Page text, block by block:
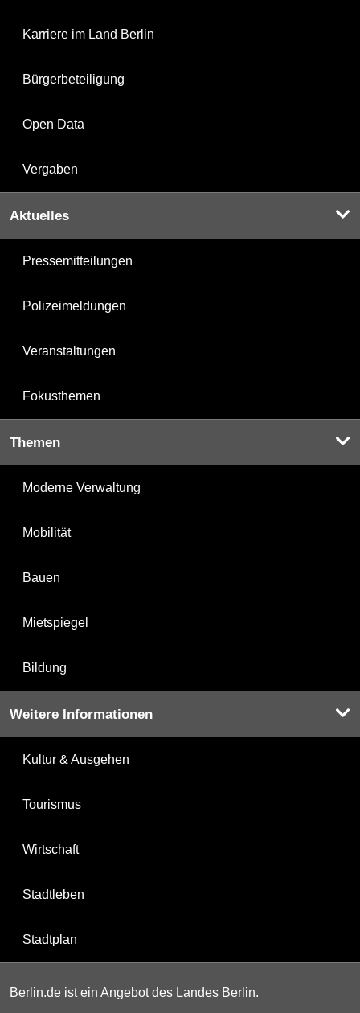
Karriere im Land Berlin
Bürgerbeteiligung
Open Data
Vergaben
Aktuelles
Pressemitteilungen
Polizeimeldungen
Veranstaltungen
Fokusthemen
Themen
Moderne Verwaltung
Mobilität
Bauen
Mietspiegel
Bildung
Weitere Informationen
Kultur & Ausgehen
Tourismus
Wirtschaft
Stadtleben
Stadtplan
Berlin.de ist ein Angebot des Landes Berlin.